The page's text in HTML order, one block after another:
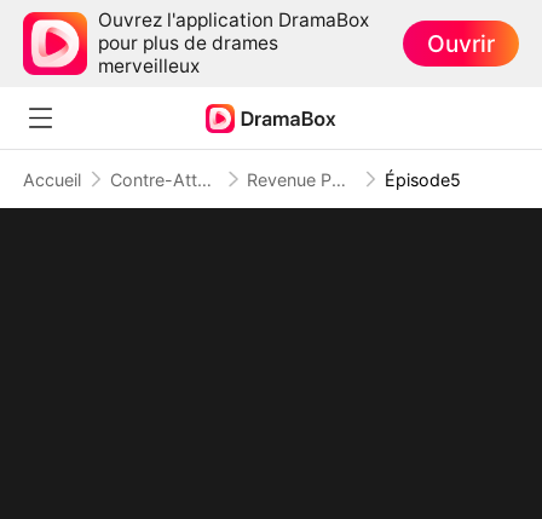
Ouvrez l'application DramaBox
pour plus de drames
merveilleux
Ouvrir
Accueil Contre-Attaque Revenue Pour Toi Épisode5